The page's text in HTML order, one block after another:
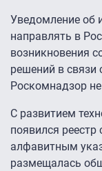
Уведомление об
направлять в
возникновения
решений в связи
Роскомнадзор
С развитием
появился
алфавитным
размещалась